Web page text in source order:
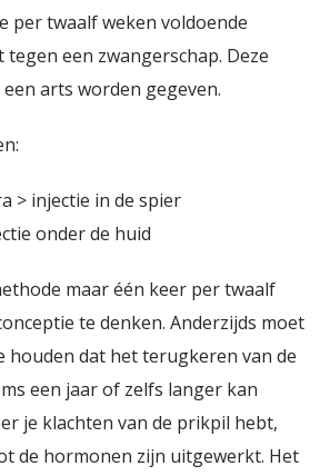
per twaalf weken voldoende
een zwangerschap. Deze
arts worden gegeven.
> injectie in de spier
onder de huid
maar één keer per twaalf
te denken. Anderzijds moet
houden dat het terugkeren van de
een jaar of zelfs langer kan
je klachten van de prikpil hebt,
de hormonen zijn uitgewerkt. Het